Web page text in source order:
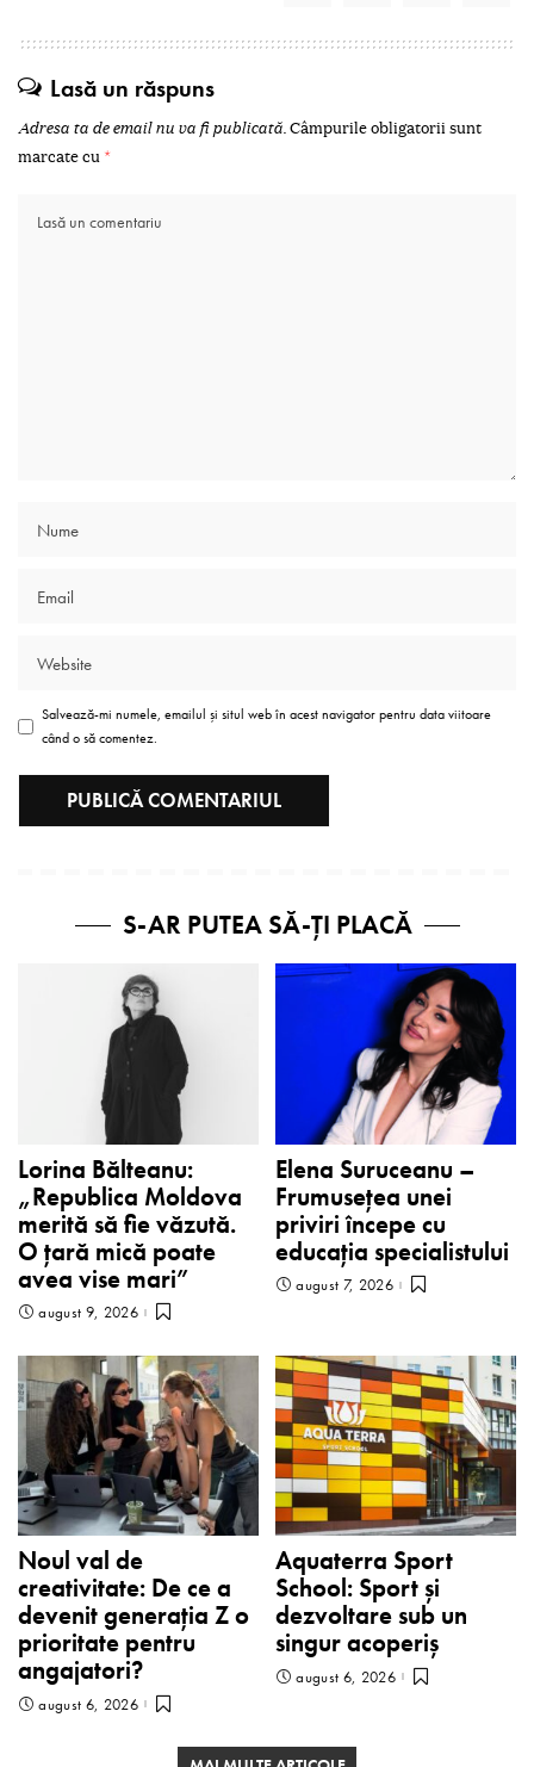
Lasă un răspuns
Adresa ta de email nu va fi publicată.Câmpurile obligatorii sunt
marcate cu *
Salvează-mi numele, emailul și situl web în acest navigator pentru data viitoare
când o să comentez.
S-AR PUTEA SĂ-ȚI PLACĂ
Lorina Bălteanu:
„Republica Moldova
merită să fie văzută.
O țară mică poate
avea vise mari”
august 9, 2026
Elena Suruceanu –
Frumusețea unei
priviri începe cu
educația specialistului
august 7, 2026
Noul val de
creativitate: De ce a
devenit generația Z o
prioritate pentru
angajatori?
august 6, 2026
Aquaterra Sport
School: Sport și
dezvoltare sub un
singur acoperiș
august 6, 2026